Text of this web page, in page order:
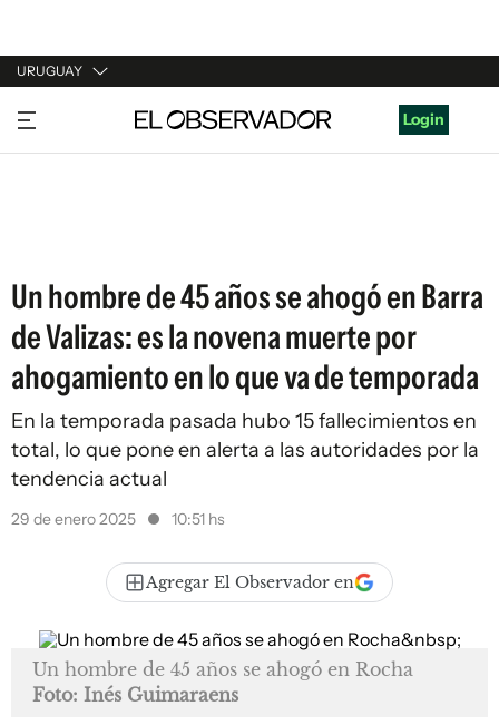
URUGUAY
URUGUAY
ARGENTINA
Login
Un hombre de 45 años se ahogó en Barra
de Valizas: es la novena muerte por
ahogamiento en lo que va de temporada
En la temporada pasada hubo 15 fallecimientos en
total, lo que pone en alerta a las autoridades por la
tendencia actual
29 de enero 2025 10:51 hs
Agregar El Observador en
Un hombre de 45 años se ahogó en Rocha
Foto: Inés Guimaraens